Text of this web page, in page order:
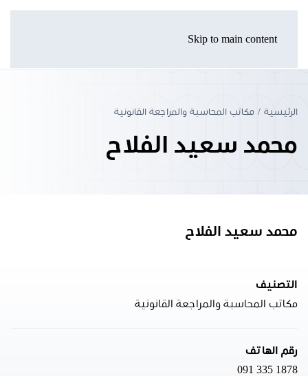
Skip to main content
الرئيسية مكاتب المحاسبة والمراجعة القانونية
محمد سعيد الفلاح
محمد سعيد الفلاح
التصنيف
مكاتب المحاسبة والمراجعة القانونية
رقم الهاتف
091 335 1878